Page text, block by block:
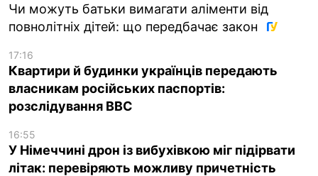
Чи можуть батьки вимагати аліменти від
повнолітніх дітей: що передбачає закон
17:16
Квартири й будинки українців передають
власникам російських паспортів:
розслідування BBC
16:55
У Німеччині дрон із вибухівкою міг підірвати
літак: перевіряють можливу причетність